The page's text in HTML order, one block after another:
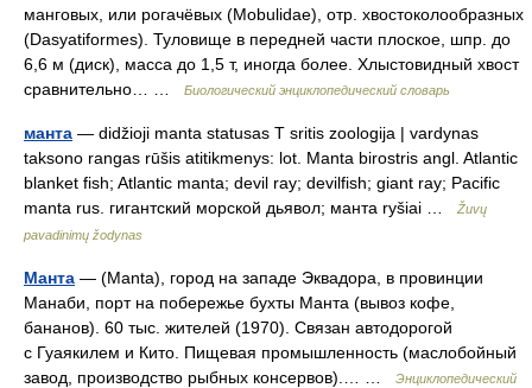
манговых, или рогачёвых (Mobulidae), отр. хвостоколообразных
(Dasyatiformes). Туловище в передней части плоское, шпр. до
6,6 м (диск), масса до 1,5 т, иногда более. Хлыстовидный хвост
сравнительно… …
Биологический энциклопедический словарь
манта — didžioji manta statusas T sritis zoologija | vardynas
taksono rangas rūšis atitikmenys: lot. Manta birostris angl. Atlantic
blanket fish; Atlantic manta; devil ray; devilfish; giant ray; Pacific
manta rus. гигантский морской дьявол; манта ryšiai …
Žuvų
pavadinimų žodynas
Манта — (Manta), город на западе Эквадора, в провинции
Манаби, порт на побережье бухты Манта (вывоз кофе,
бананов). 60 тыс. жителей (1970). Связан автодорогой
с Гуаякилем и Кито. Пищевая промышленность (маслобойный
завод, производство рыбных консервов).… …
Энциклопедический